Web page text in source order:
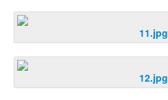
11.jpg
12.jpg